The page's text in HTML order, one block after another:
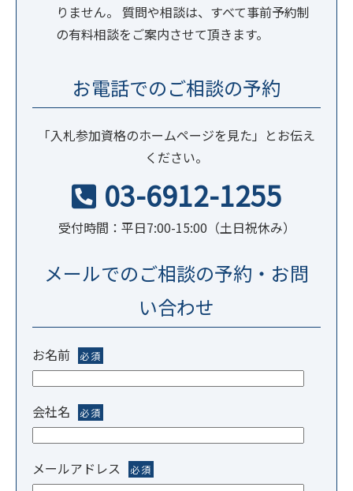
りません。 質問や相談は、すべて事前予約制
の有料相談をご案内させて頂きます。
お電話でのご相談の予約
「入札参加資格のホームページを見た」とお伝え
ください。
03-6912-1255
受付時間：平日7:00-15:00（土日祝休み）
メールでのご相談の予約・お問
い合わせ
お名前 必須
会社名 必須
メールアドレス 必須